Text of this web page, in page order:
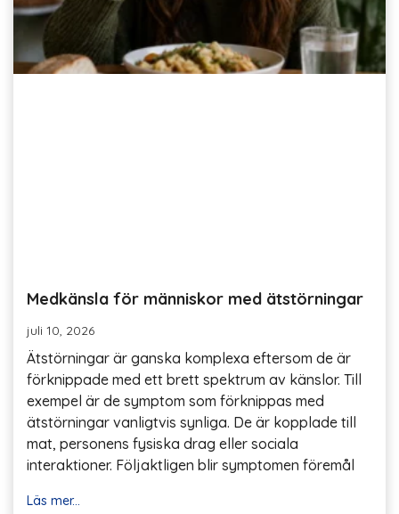
Medkänsla för människor med ätstörningar
juli 10, 2026
Ätstörningar är ganska komplexa eftersom de är
förknippade med ett brett spektrum av känslor. Till
exempel är de symptom som förknippas med
ätstörningar vanligtvis synliga. De är kopplade till
mat, personens fysiska drag eller sociala
interaktioner. Följaktligen blir symptomen föremål
Läs mer...